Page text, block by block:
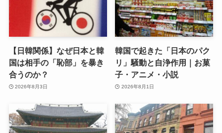
【日韓関係】なぜ日本と韓
国は相手の「恥部」を暴き
合うのか？
2026年8月3日
韓国で起きた「日本のパク
リ」騒動と自浄作用｜お菓
子・アニメ・小説
2026年8月1日